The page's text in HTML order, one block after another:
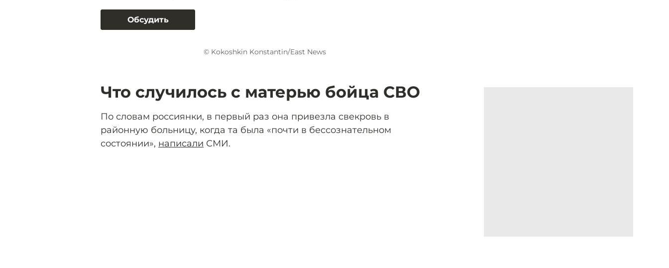
Обсудить
© Kokoshkin Konstantin/East News
Что случилось с матерью бойца СВО
По словам россиянки, в первый раз она привезла свекровь в
районную больницу, когда та была «почти в бессознательном
состоянии», написали СМИ.